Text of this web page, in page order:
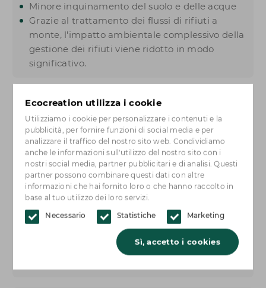
Ecocreation utilizza i cookie
Utilizziamo i cookie per personalizzare i contenuti e la
pubblicità, per fornire funzioni di social media e per
analizzare il traffico del nostro sito web. Condividiamo
anche le informazioni sull'utilizzo del nostro sito con i
nostri social media, partner pubblicitari e di analisi. Questi
partner possono combinare questi dati con altre
informazioni che hai fornito loro o che hanno raccolto in
base al tuo utilizzo dei loro servizi.
Necessario Statistiche Marketing
Sì, accetto i cookies
Minore inquinamento del suolo e delle acque
Grazie al trattamento dei flussi di rifiuti a
monte, l'impatto ambientale complessivo della
gestione dei rifiuti viene ridotto in modo
significativo.
2. Uso più efficiente delle
materie prime
Un secondo vantaggio è laconservazione di
materiali di valore. Quando i rifiuti vengono
riutilizzati o riciclati, le materie prime rimangono
disponibili più a lungo nella catena economica,
contribuendo a un uso più efficiente delle risorse
materie prime. Di conseguenza, i rifiuti sono
sempre più spesso considerati come un
risorsa
piuttosto che un prodotto residuo da